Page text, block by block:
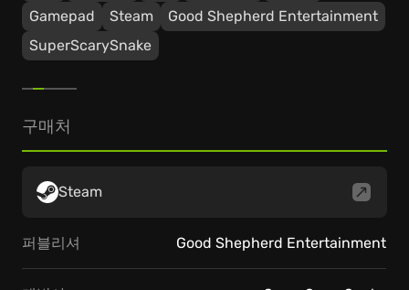
Gamepad
Steam
Good Shepherd Entertainment
SuperScarySnake
구매처
Steam
퍼블리셔 Good Shepherd Entertainment